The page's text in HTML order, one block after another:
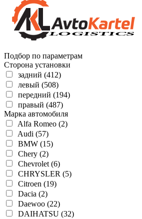
Подбор по параметрам
Сторона установки
задний (412)
левый (508)
передний (194)
правый (487)
Марка автомобиля
Alfa Romeo (2)
Audi (57)
BMW (15)
Chery (2)
Chevrolet (6)
CHRYSLER (5)
Citroen (19)
Dacia (2)
Daewoo (22)
DAIHATSU (32)